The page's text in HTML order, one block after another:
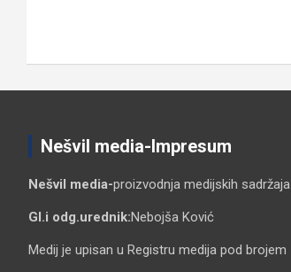
Nešvil media-Impresum
Nešvil media-proizvodnja medijskih sadržaja
Gl.i odg.urednik:Nebojša Ković
Medij je upisan u Registru medija pod brojem